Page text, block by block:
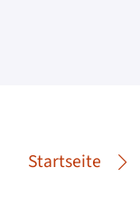
Startseite